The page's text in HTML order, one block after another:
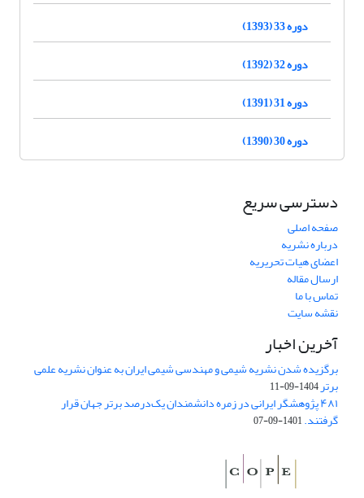
دوره 33 (1393)
دوره 32 (1392)
دوره 31 (1391)
دوره 30 (1390)
دسترسی سریع
صفحه اصلی
درباره نشریه
اعضای هیات تحریریه
ارسال مقاله
تماس با ما
نقشه سایت
آخرین اخبار
برگزیده شدن نشریه شیمی و مهندسی شیمی ایران به عنوان نشریه علمی
برتر1404-09-11
۴۸۱ پژوهشگر ایرانی در زمره دانشمندان یک‌درصد برتر جهان قرار
گرفتند.1401-09-07